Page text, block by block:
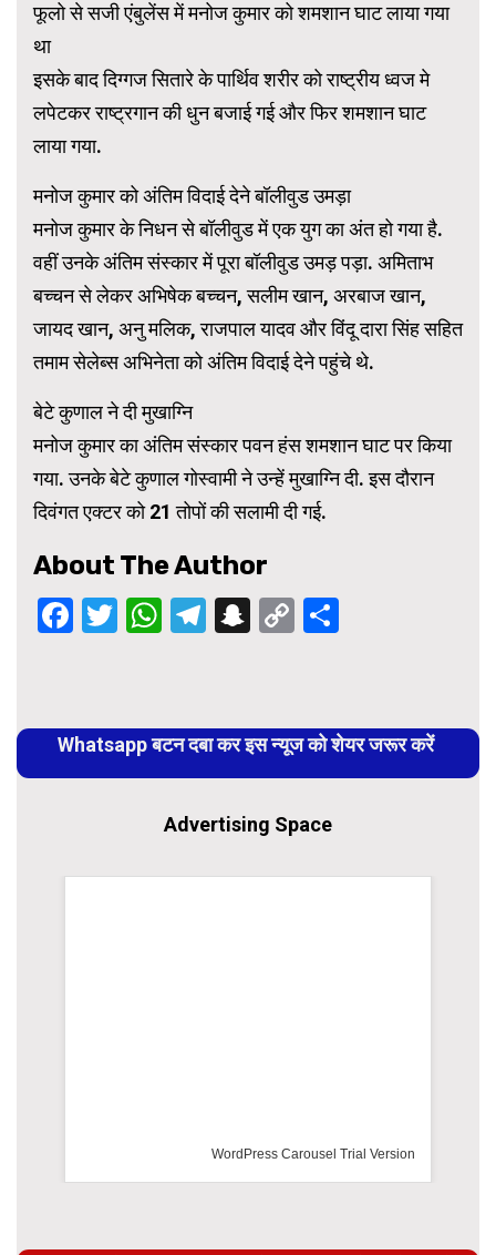
फूलो से सजी एंबुलेंस में मनोज कुमार को शमशान घाट लाया गया
था
इसके बाद दिग्गज सितारे के पार्थिव शरीर को राष्ट्रीय ध्वज मे
लपेटकर राष्ट्रगान की धुन बजाई गई और फिर शमशान घाट
लाया गया.
मनोज कुमार को अंतिम विदाई देने बॉलीवुड उमड़ा
मनोज कुमार के निधन से बॉलीवुड में एक युग का अंत हो गया है.
वहीं उनके अंतिम संस्कार में पूरा बॉलीवुड उमड़ पड़ा. अमिताभ
बच्चन से लेकर अभिषेक बच्चन, सलीम खान, अरबाज खान,
जायद खान, अनु मलिक, राजपाल यादव और विंदू दारा सिंह सहित
तमाम सेलेब्स अभिनेता को अंतिम विदाई देने पहुंचे थे.
बेटे कुणाल ने दी मुखाग्नि
मनोज कुमार का अंतिम संस्कार पवन हंस शमशान घाट पर किया
गया. उनके बेटे कुणाल गोस्वामी ने उन्हें मुखाग्नि दी. इस दौरान
दिवंगत एक्टर को 21 तोपों की सलामी दी गई.
About The Author
Facebook
Twitter
WhatsApp
Telegram
Snapchat
Copy
Reading
Whatsapp बटन दबा कर इस न्यूज को शेयर जरूर करें
Advertising Space
WordPress Carousel Trial Version